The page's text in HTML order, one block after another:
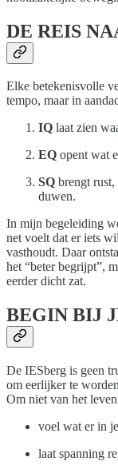
DE REIS
Elke betekenisvolle
tempo, maar in
IQ laat zien
EQ opent wat
SQ brengt
duwen.
In mijn begeleiding
net voelt dat er iets
vasthoudt. Daar
het “beter begrijpt”,
eerder dicht zat.
BEGIN BIJ
De IESberg is geen
om eerlijker te
Om niet van het
voel wat er in
laat spanning